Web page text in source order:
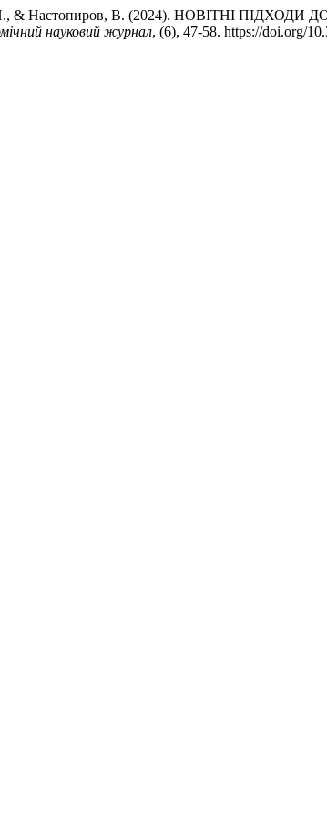
П., & Настопиров, В. (2024). НОВІТНІ
науковий журнал, (6), 47-58. https://doi.org/